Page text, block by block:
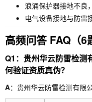
浪涌保护器接地不良
电气设备接地与防雷
高频问答 FAQ（6
Q1：贵州华云防雷检测
何验证资质真伪？
A：贵州华云防雷检测有限